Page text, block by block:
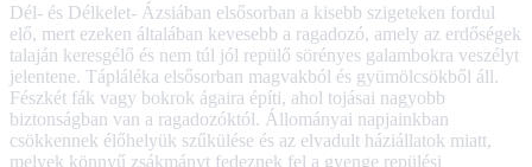
Dél- és Délkelet- Ázsiában elsősorban a kisebb szigeteken fordul
elő, mert ezeken általában kevesebb a ragadozó, amely az erdőségek
talaján keresgélő és nem túl jól repülő sörényes galambokra veszélyt
jelentene. Tápláléka elsősorban magvakból és gyümölcsökből áll.
Fészkét fák vagy bokrok ágaira építi, ahol tojásai nagyobb
biztonságban van a ragadozóktól. Állományai napjainkban
csökkennek élőhelyük szűkülése és az elvadult háziállatok miatt,
melyek könnyű zsákmányt fedeznek fel a gyenge repülési